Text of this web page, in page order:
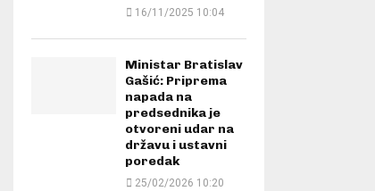
16/11/2025 10:04
Ministar Bratislav
Gašić: Priprema
napada na
predsednika je
otvoreni udar na
državu i ustavni
poredak
25/02/2026 10:20